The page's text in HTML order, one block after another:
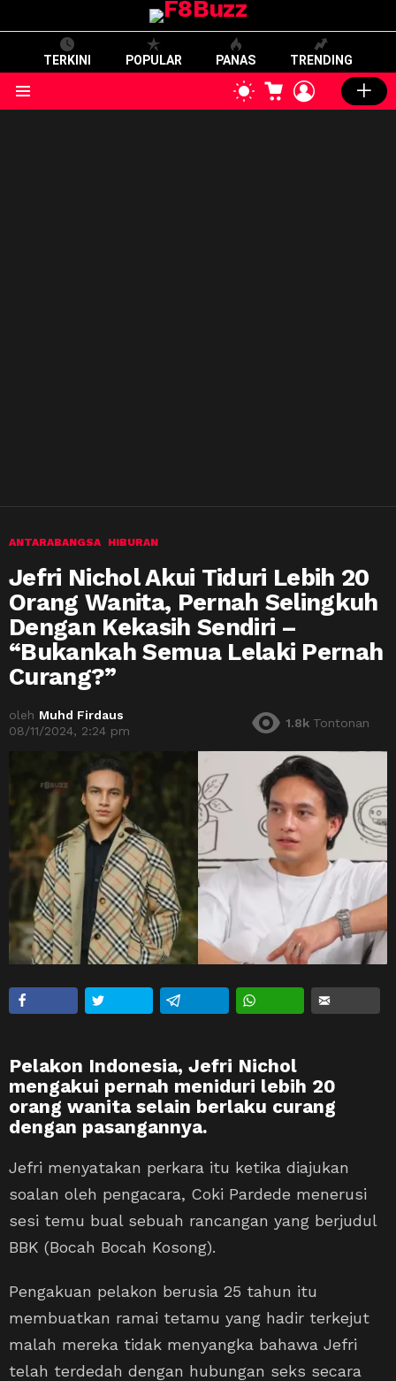
TERKINI POPULAR PANAS TRENDING
SWITCH
SKIN
CART LOGIN
ANTARABANGSA HIBURAN
Jefri Nichol Akui Tiduri Lebih 20
Orang Wanita, Pernah Selingkuh
Dengan Kekasih Sendiri –
“Bukankah Semua Lelaki Pernah
Curang?”
oleh Muhd Firdaus
08/11/2024, 2:24 pm
1.8k Tontonan
Pelakon Indonesia, Jefri Nichol
mengakui pernah meniduri lebih 20
orang wanita selain berlaku curang
dengan pasangannya.
Jefri menyatakan perkara itu ketika diajukan
soalan oleh pengacara, Coki Pardede menerusi
sesi temu bual sebuah rancangan yang berjudul
BBK (Bocah Bocah Kosong).
Pengakuan pelakon berusia 25 tahun itu
membuatkan ramai tetamu yang hadir terkejut
malah mereka tidak menyangka bahawa Jefri
telah terdedah dengan hubungan seks secara